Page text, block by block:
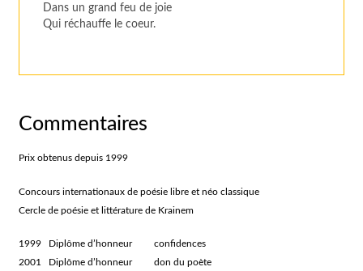
Dans un grand feu de joie
Qui réchauffe le coeur.
Commentaires
Prix obtenus depuis 1999
Concours internationaux de poésie libre et néo classique
Cercle de poésie et littérature de Krainem
1999 Diplôme d’honneur confidences
2001 Diplôme d’honneur don du poète